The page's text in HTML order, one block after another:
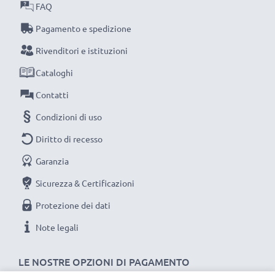
LE NOSTRE OPZIONI DI PAGAMENTO
FAQ
Pagamento e spedizione
Rivenditori e istituzioni
Cataloghi
Contatti
Condizioni di uso
Diritto di recesso
Garanzia
Sicurezza & Certificazioni
Protezione dei dati
Note legali